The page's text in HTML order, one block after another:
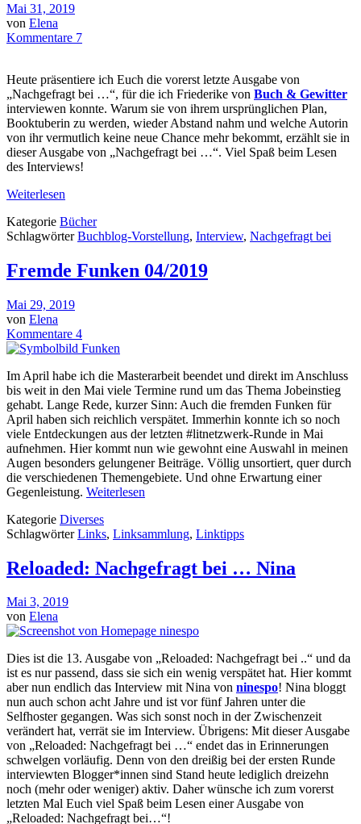
Mai 31, 2019
von Elena
Kommentare 7
Heute präsentiere ich Euch die vorerst letzte Ausgabe von
„Nachgefragt bei …“, für die ich Friederike von Buch & Gewitter
interviewen konnte. Warum sie von ihrem ursprünglichen Plan,
Booktuberin zu werden, wieder Abstand nahm und welche Autorin
von ihr vermutlich keine neue Chance mehr bekommt, erzählt sie in
dieser Ausgabe von „Nachgefragt bei …“. Viel Spaß beim Lesen
des Interviews!
Weiterlesen
Kategorie Bücher
SchlagwörterBuchblog-Vorstellung, Interview, Nachgefragt bei
Fremde Funken 04/2019
Mai 29, 2019
von Elena
Kommentare 4
Im April habe ich die Masterarbeit beendet und direkt im Anschluss
bis weit in den Mai viele Termine rund um das Thema Jobeinstieg
gehabt. Lange Rede, kurzer Sinn: Auch die fremden Funken für
April haben sich reichlich verspätet. Immerhin konnte ich so noch
viele Entdeckungen aus der letzten #litnetzwerk-Runde in Mai
aufnehmen. Hier kommt nun wie gewohnt eine Auswahl in meinen
Augen besonders gelungener Beiträge. Völlig unsortiert, quer durch
die verschiedenen Themengebiete. Und ohne Erwartung einer
Gegenleistung. Weiterlesen
Kategorie Diverses
SchlagwörterLinks, Linksammlung, Linktipps
Reloaded: Nachgefragt bei … Nina
Mai 3, 2019
von Elena
Dies ist die 13. Ausgabe von „Reloaded: Nachgefragt bei ..“ und da
ist es nur passend, dass sie sich ein wenig verspätet hat. Hier kommt
aber nun endlich das Interview mit Nina von ninespo! Nina bloggt
nun auch schon acht Jahre und ist vor fünf Jahren unter die
Selfhoster gegangen. Was sich sonst noch in der Zwischenzeit
verändert hat, verrät sie im Interview. Übrigens: Mit dieser Ausgabe
von „Reloaded: Nachgefragt bei …“ endet das in Erinnerungen
schwelgen vorläufig. Denn von den dreißig bei der ersten Runde
interviewten Blogger*innen sind Stand heute lediglich dreizehn
noch (mehr oder weniger) aktiv. Daher wünsche ich zum vorerst
letzten Mal Euch viel Spaß beim Lesen einer Ausgabe von
„Reloaded: Nachgefragt bei…“!